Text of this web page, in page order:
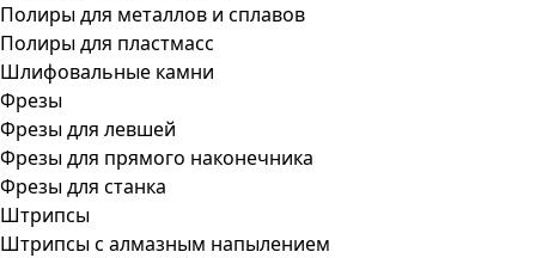
Полиры для металлов и сплавов
Полиры для пластмасс
Шлифовальные камни
Фрезы
Фрезы для левшей
Фрезы для прямого наконечника
Фрезы для станка
Штрипсы
Штрипсы c алмазным напылением